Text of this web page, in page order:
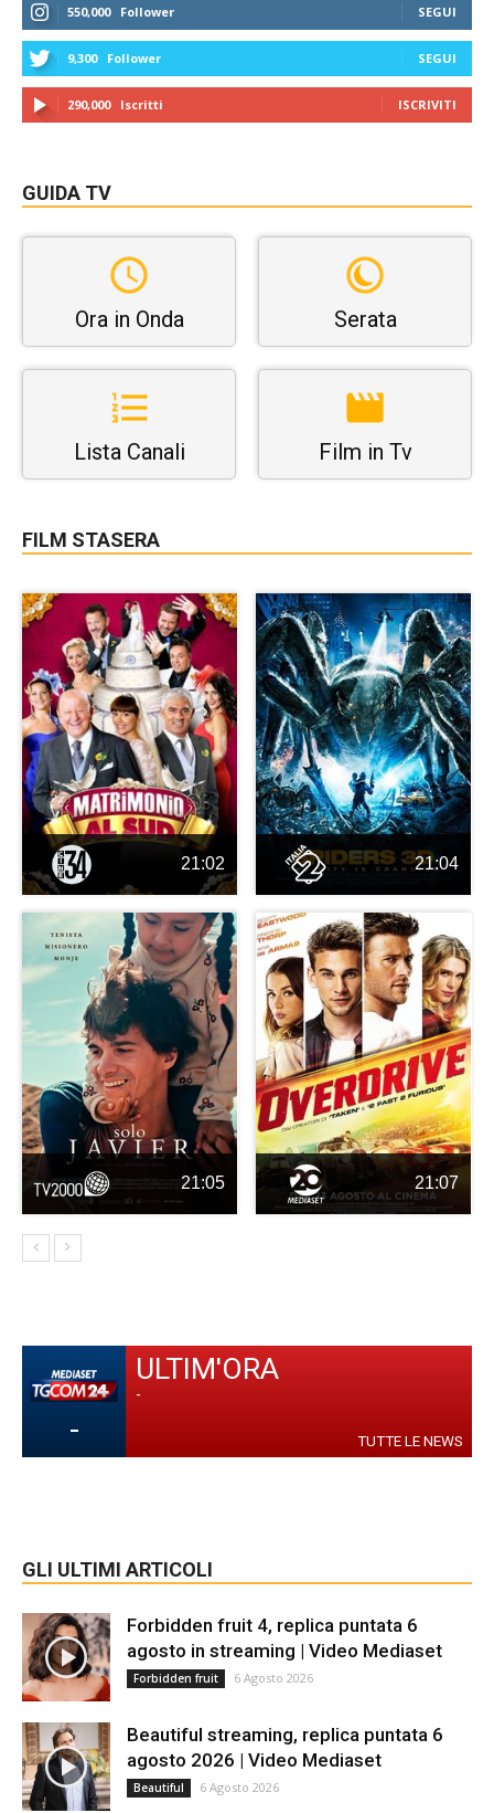
550,000 Follower SEGUI
9,300 Follower SEGUI
290,000 Iscritti ISCRIVITI
GUIDA TV
Ora in Onda Serata
Lista Canali Film in Tv
FILM STASERA
21:02 21:04
21:05 21:07
-
ULTIM'ORA
-
TUTTE LE NEWS
GLI ULTIMI ARTICOLI
Forbidden fruit 4, replica puntata 6
agosto in streaming | Video Mediaset
Forbidden fruit 6 Agosto 2026
Beautiful streaming, replica puntata 6
agosto 2026 | Video Mediaset
Beautiful 6 Agosto 2026